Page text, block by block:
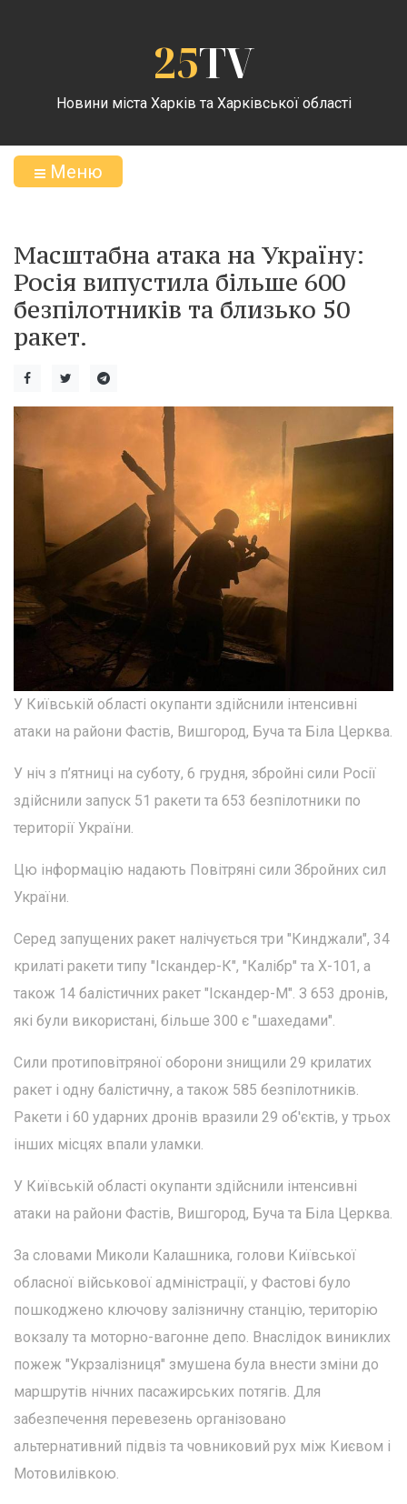
25TV
Новини міста Харків та Харківської області
Меню
Масштабна атака на Україну:
Росія випустила більше 600
безпілотників та близько 50
ракет.
У Київській області окупанти здійснили інтенсивні
атаки на райони Фастів, Вишгород, Буча та Біла Церква.
У ніч з п’ятниці на суботу, 6 грудня, збройні сили Росії
здійснили запуск 51 ракети та 653 безпілотники по
території України.
Цю інформацію надають Повітряні сили Збройних сил
України.
Серед запущених ракет налічується три "Кинджали", 34
крилаті ракети типу "Іскандер-К", "Калібр" та Х-101, а
також 14 балістичних ракет "Іскандер-М". З 653 дронів,
які були використані, більше 300 є "шахедами".
Сили протиповітряної оборони знищили 29 крилатих
ракет і одну балістичну, а також 585 безпілотників.
Ракети і 60 ударних дронів вразили 29 об'єктів, у трьох
інших місцях впали уламки.
У Київській області окупанти здійснили інтенсивні
атаки на райони Фастів, Вишгород, Буча та Біла Церква.
За словами Миколи Калашника, голови Київської
обласної військової адміністрації, у Фастові було
пошкоджено ключову залізничну станцію, територію
вокзалу та моторно-вагонне депо. Внаслідок виниклих
пожеж "Укрзалізниця" змушена була внести зміни до
маршрутів нічних пасажирських потягів. Для
забезпечення перевезень організовано
альтернативний підвіз та човниковий рух між Києвом і
Мотовилівкою.